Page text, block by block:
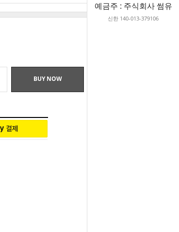
예금주 : 주식회사 썸유
신한 140-013-379106
BUY NOW